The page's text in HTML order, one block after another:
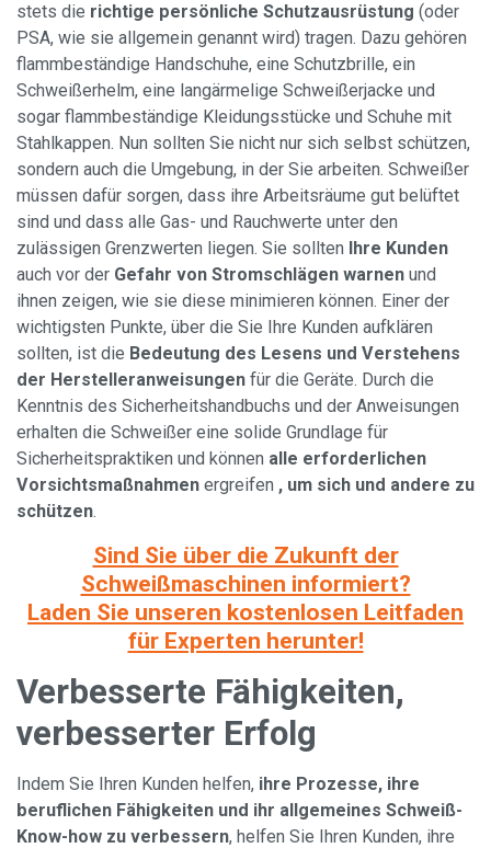
stets die richtige persönliche Schutzausrüstung (oder
PSA, wie sie allgemein genannt wird) tragen. Dazu gehören
flammbeständige Handschuhe, eine Schutzbrille, ein
Schweißerhelm, eine langärmelige Schweißerjacke und
sogar flammbeständige Kleidungsstücke und Schuhe mit
Stahlkappen. Nun sollten Sie nicht nur sich selbst schützen,
sondern auch die Umgebung, in der Sie arbeiten. Schweißer
müssen dafür sorgen, dass ihre Arbeitsräume gut belüftet
sind und dass alle Gas- und Rauchwerte unter den
zulässigen Grenzwerten liegen. Sie sollten Ihre Kunden
auch vor der Gefahr von Stromschlägen warnen und
ihnen zeigen, wie sie diese minimieren können. Einer der
wichtigsten Punkte, über die Sie Ihre Kunden aufklären
sollten, ist die Bedeutung des Lesens und Verstehens
der Herstelleranweisungen für die Geräte. Durch die
Kenntnis des Sicherheitshandbuchs und der Anweisungen
erhalten die Schweißer eine solide Grundlage für
Sicherheitspraktiken und können alle erforderlichen
Vorsichtsmaßnahmen ergreifen , um sich und andere zu
schützen.
Sind Sie über die Zukunft der
Schweißmaschinen informiert?
Laden Sie unseren kostenlosen Leitfaden
für Experten herunter!
Verbesserte Fähigkeiten,
verbesserter Erfolg
Indem Sie Ihren Kunden helfen, ihre Prozesse, ihre
beruflichen Fähigkeiten und ihr allgemeines Schweiß-
Know-how zu verbessern, helfen Sie Ihren Kunden, ihre